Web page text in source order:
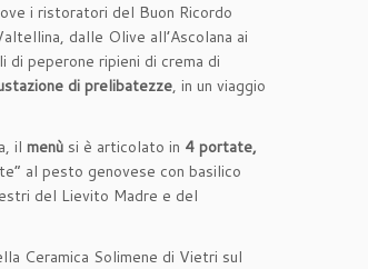
i ristoratori del Buon Ricordo
dalle Olive all’Ascolana ai
di peperone ripieni di crema di
di prelibatezze, in un viaggio
il menù si è articolato in 4 portate,
al pesto genovese con basilico
del Lievito Madre e del
Ceramica Solimene di Vietri sul